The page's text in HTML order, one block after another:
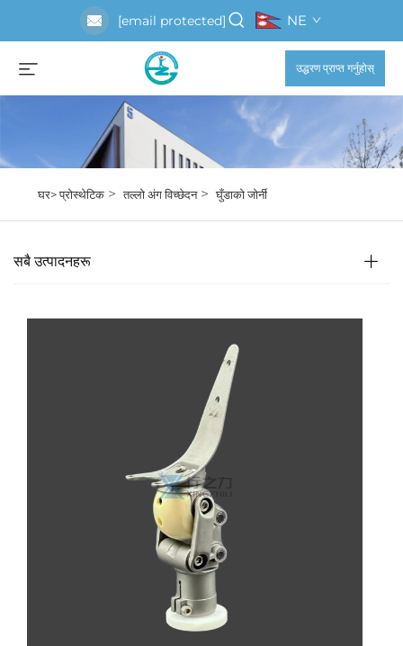
[email protected] NE
उद्धरण प्राप्त गर्नुहोस्
घर>प्रोस्थेटिक>तल्लो अंग विच्छेदन>घुँडाको जोर्नी
सबै उत्पादनहरू